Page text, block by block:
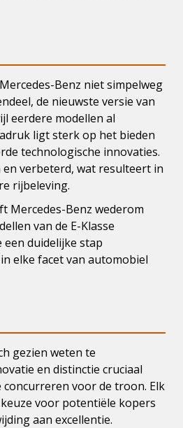
Benz niet simpelweg
de nieuwste versie van
eerdere modellen al
ligt sterk op het bieden
technologische innovaties.
verbeterd, wat resulteert in
rijbeleving.
Mercedes-Benz wederom
van de E-Klasse
duidelijke stap
elke facet van automobiel
gezien weten te
en distinctie cruciaal
concurreren voor de troon. Elk
voor potentiële kopers
aan excellentie.